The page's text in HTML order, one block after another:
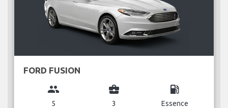
FORD FUSION
group
5
business_center
3
local_gas_station
Essence